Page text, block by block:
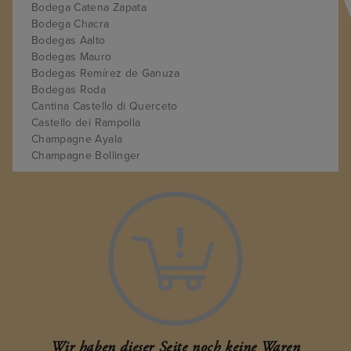
Bodega Catena Zapata
Bodega Chacra
Bodegas Aalto
Bodegas Mauro
Bodegas Remírez de Ganuza
Bodegas Roda
Cantina Castello di Querceto
Castello dei Rampolla
Champagne Ayala
Champagne Bollinger
Champagne Faubert
Château Loyac